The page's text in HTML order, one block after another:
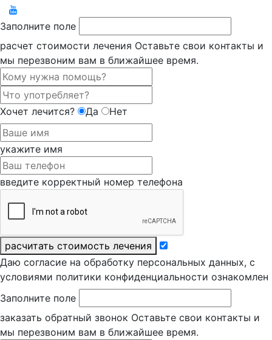
Заполните поле
расчет стоимости лечения Оставьте свои контакты и
мы перезвоним вам в ближайшее время.
Хочет лечится? Да Нет
укажите имя
введите корректный номер телефона
расчитать стоимость лечения
Даю согласие на обработку персональных данных, с
условиями политики конфиденциальности ознакомлен
Заполните поле
заказать обратный звонок Оставьте свои контакты и
мы перезвоним вам в ближайшее время.